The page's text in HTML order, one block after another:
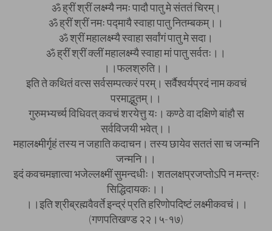
ॐ ह्रीं श्रीं लक्ष्म्यै नमः पादौ पातु मे संततं चिरम्।
ॐ ह्रीं श्रीं नमः पद्मायै स्वाहा पातु नितम्बकम्।।
ॐ श्रीं महालक्ष्म्यै स्वाहा सर्वांगं पातु मे सदा।
ॐ ह्रीं श्रीं क्लीं महालक्ष्म्यै स्वाहा मां पातु सर्वतः।।
।।फलश्रुति।।
इति ते कथितं वत्स सर्वसम्पत्करं परम्। सर्वैश्वर्यप्रदं नाम कवचं
परमाद्भुतम्।।
गुरुमभ्यर्च्य विधिवत् कवचं शरयेत्तु यः। कण्ठे वा दक्षिणे बांहौ स
सर्वविजयी भवेत्।।
महालक्ष्मीर्गृहं तस्य न जहाति कदाचन। तस्य छायेव सततं सा च जन्मनि
जन्मनि।।
इदं कवचमज्ञात्वा भजेल्लक्ष्मीं सुमन्दधीः। शतलक्षप्रजप्तोऽपि न मन्त्रः
सिद्धिदायकः।।
।।इति श्रीब्रह्मवैवर्ते इन्द्रं प्रति हरिणोपदिष्टं लक्ष्मीकवचं।।
(गणपतिखण्ड २२।५-१७)